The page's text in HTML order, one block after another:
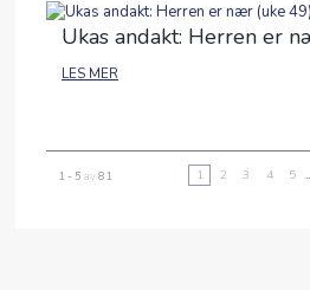
Ukas andakt: Herren er
LES MER
1 - 5av81 1 2 3 4 5